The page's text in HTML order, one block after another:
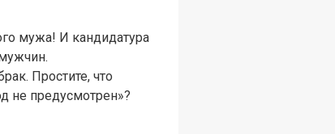
мужа! И кандидатура
Простите, что
не предусмотрен»?